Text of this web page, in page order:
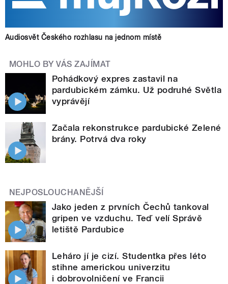
Audiosvět Českého rozhlasu na jednom místě
MOHLO BY VÁS ZAJÍMAT
Pohádkový expres zastavil na
pardubickém zámku. Už podruhé Světla
vyprávějí
Začala rekonstrukce pardubické Zelené
brány. Potrvá dva roky
NEJPOSLOUCHANĚJŠÍ
Jako jeden z prvních Čechů tankoval
gripen ve vzduchu. Teď velí Správě
letiště Pardubice
Leháro jí je cizí. Studentka přes léto
stihne americkou univerzitu
i dobrovolničení ve Francii